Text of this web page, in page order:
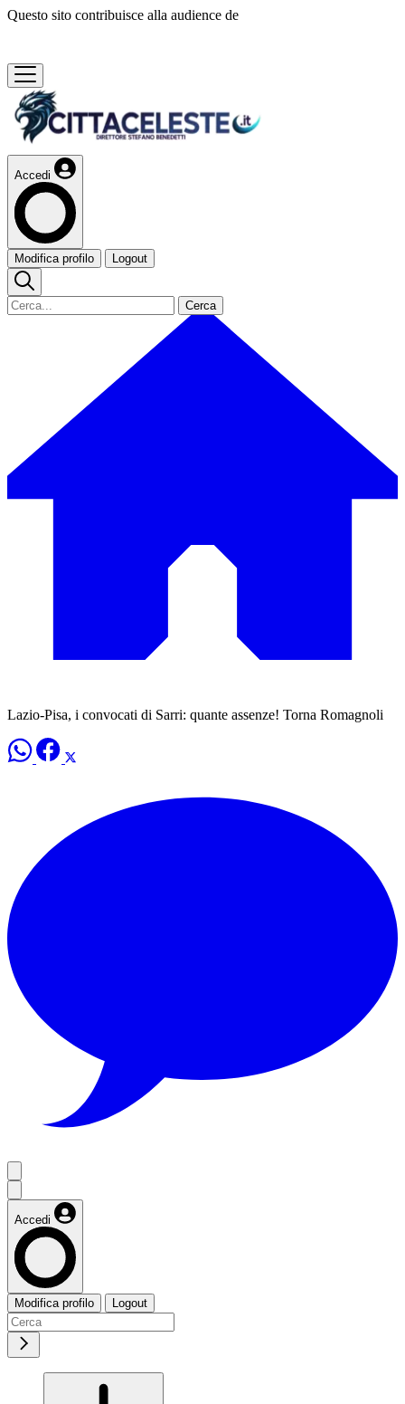
Questo sito contribuisce alla audience de
Accedi
Modifica profilo Logout
Cerca
Lazio-Pisa, i convocati di Sarri: quante assenze! Torna Romagnoli
Accedi
Modifica profilo Logout